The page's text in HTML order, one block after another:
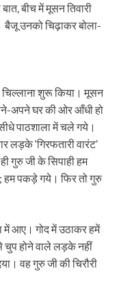
बीच में मूसन तिवारी
उनको चिढ़ाकर बोला-
शुरू किया। मूसन
अपने घर की ओर आँधी हो
पाठशाला में चले गये।
‘गिरफतारी वारंट’
गुरु जी के सिपाही हम
हम पकड़े गये। फिर तो गुरु
में आए। गोद में उठाकर हमें
होने वाले लड़के नहीं
वह गुरु जी की चिरौरी